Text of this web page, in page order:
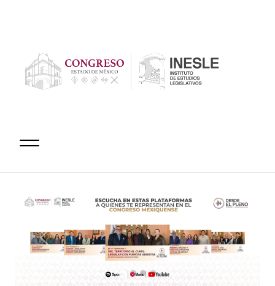
Anterior Siguiente